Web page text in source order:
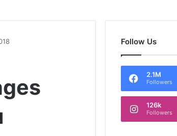
Follow Us
2.1M
Followers
126k
Followers